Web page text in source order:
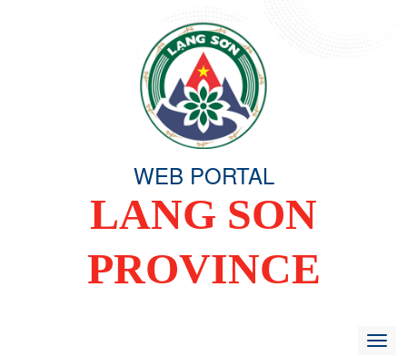
WEB PORTAL
LANG SON
PROVINCE
TIN TỨC